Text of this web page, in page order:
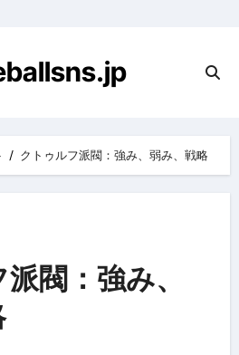
クトゥルフ派閥：強み、弱み、戦略
閥：強み、